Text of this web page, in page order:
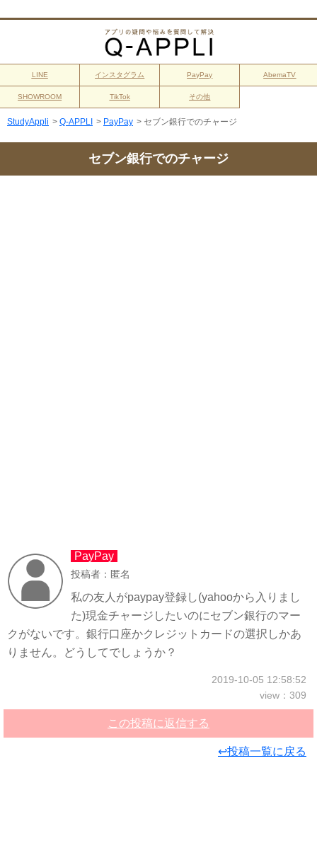
LINE インスタグラム PayPay AbemaTV
SHOWROOM TikTok その他
StudyAppli > Q-APPLI > PayPay > セブン銀行でのチャージ
セブン銀行でのチャージ
PayPay
投稿者：匿名
私の友人がpaypay登録し(yahooから入りまし
た)現金チャージしたいのにセブン銀行のマー
クがないです。銀行口座かクレジットカードの選択しかあ
りません。どうしてでしょうか？
2019-10-05 12:58:52
view：309
この投稿に返信する
↩投稿一覧に戻る